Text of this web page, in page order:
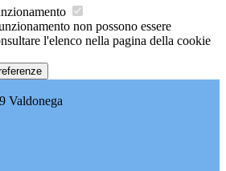
non possono essere
l'elenco nella pagina della cookie
Valdonega